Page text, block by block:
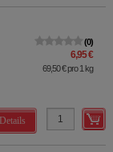
0
6,95 €
69,50 €pro 1 kg
Details